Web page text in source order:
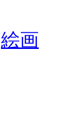
絵画